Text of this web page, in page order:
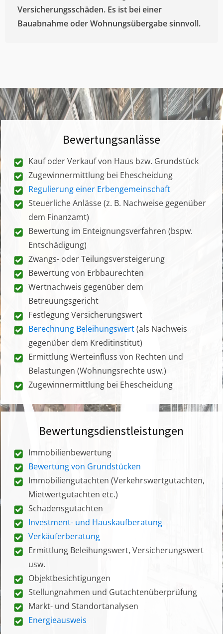
Versicherungsschäden. Es ist bei einer
Bauabnahme oder Wohnungsübergabe sinnvoll.
Bewertungsanlässe
Kauf oder Verkauf von Haus bzw. Grundstück
Zugewinnermittlung bei Ehescheidung
Regulierung einer Erbengemeinschaft
Steuerliche Anlässe (z. B. Nachweise gegenüber
dem Finanzamt)
Bewertung im Enteignungsverfahren (bspw.
Entschädigung)
Zwangs- oder Teilungsversteigerung
Bewertung von Erbbaurechten
Wertnachweis gegenüber dem
Betreuungsgericht
Festlegung Versicherungswert
Berechnung Beleihungswert(als Nachweis
gegenüber dem Kreditinstitut)
Ermittlung Werteinfluss von Rechten und
Belastungen (Wohnungsrechte usw.)
Zugewinnermittlung bei Ehescheidung
Bewertungsdienstleistungen
Immobilienbewertung
Bewertung von Grundstücken
Immobiliengutachten (Verkehrswertgutachten,
Mietwertgutachten etc.)
Schadensgutachten
Investment- und Hauskaufberatung
Verkäuferberatung
Ermittlung Beleihungswert, Versicherungswert
usw.
Objektbesichtigungen
Stellungnahmen und Gutachtenüberprüfung
Markt- und Standortanalysen
Energieausweis